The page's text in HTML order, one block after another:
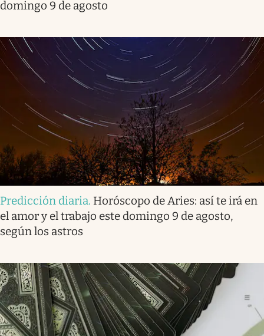
domingo 9 de agosto
Predicción diaria. Horóscopo de Aries: así te irá en
el amor y el trabajo este domingo 9 de agosto,
según los astros